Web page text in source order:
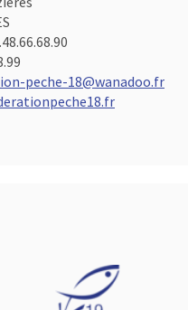
peche-18@wanadoo.fr